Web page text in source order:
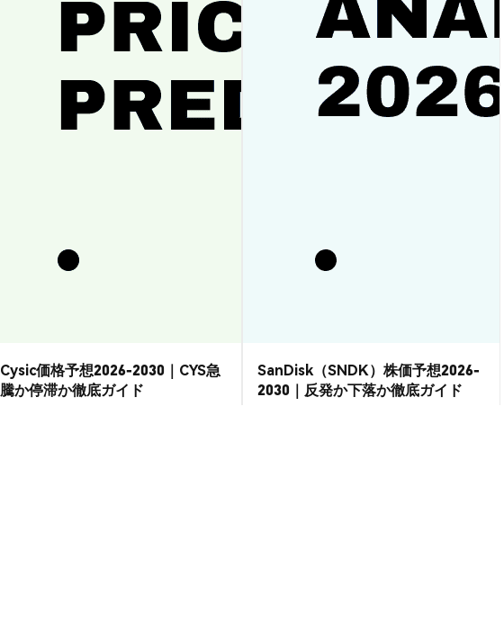
Cysic価格予想2026-2030｜CYS急
騰か停滞か徹底ガイド
SanDisk（SNDK）株価予想2026-
2030｜反発か下落か徹底ガイド